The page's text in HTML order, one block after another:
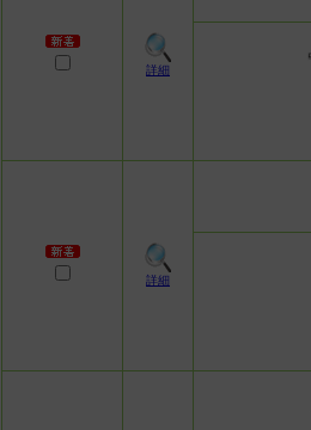
詳細
詳細